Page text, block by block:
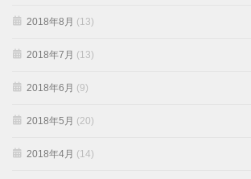
2018年8月 (13)
2018年7月 (13)
2018年6月 (9)
2018年5月 (20)
2018年4月 (14)